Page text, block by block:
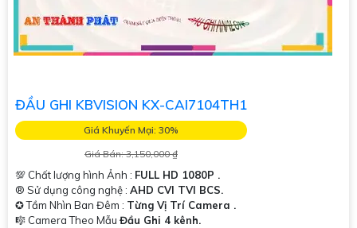
ĐẦU GHI KBVISION KX-CAI7104TH1
Giá Khuyến Mại: 30%
Giá Bán: 3,150,000 ₫
💯 Chất lượng hình Ảnh : FULL HD 1080P .
®️ Sử dụng công nghệ : AHD CVI TVI BCS.
✪ Tầm Nhìn Ban Đêm : Từng Vị Trí Camera .
🎼️ Camera Theo Mẫu Đầu Ghi 4 kênh.